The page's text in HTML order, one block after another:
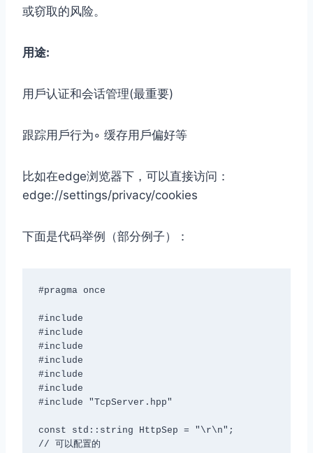
或窃取的⻛险。
⽤途:
⽤⼾认证和会话管理(最重要)
跟踪⽤⼾⾏为◦ 缓存⽤⼾偏好等
⽐如在edge浏览器下，可以直接访问：
edge://settings/privacy/cookies
下面是代码举例（部分例子）：
#pragma once
#include
#include
#include
#include
#include
#include
#include "TcpServer.hpp"
const std::string HttpSep = "\r\n";
// 可以配置的